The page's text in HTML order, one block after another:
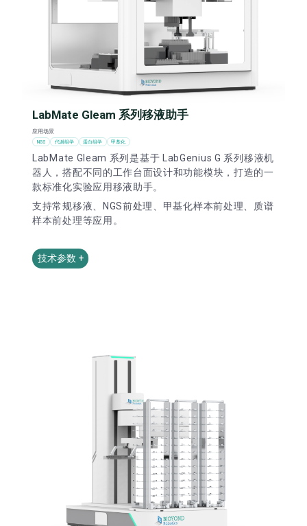
LabMate Gleam 系列移液助手
应用场景
NGS 代谢组学 蛋白组学 甲基化
LabMate Gleam 系列是基于 LabGenius G 系列移液机
器人，搭配不同的工作台面设计和功能模块，打造的一
款标准化实验应用移液助手。
支持常规移液、NGS前处理、甲基化样本前处理、质谱
样本前处理等应用。
技术参数 +